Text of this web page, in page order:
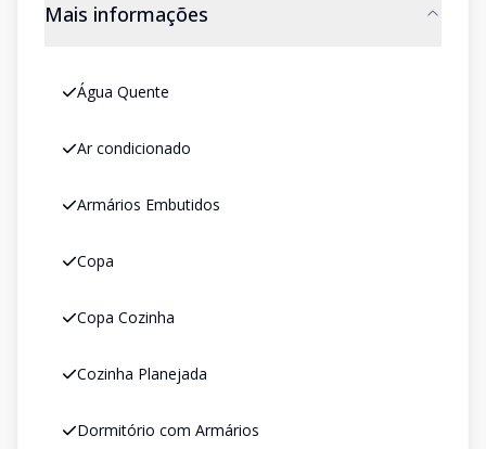
Mais informações
Água Quente
Ar condicionado
Armários Embutidos
Copa
Copa Cozinha
Cozinha Planejada
Dormitório com Armários